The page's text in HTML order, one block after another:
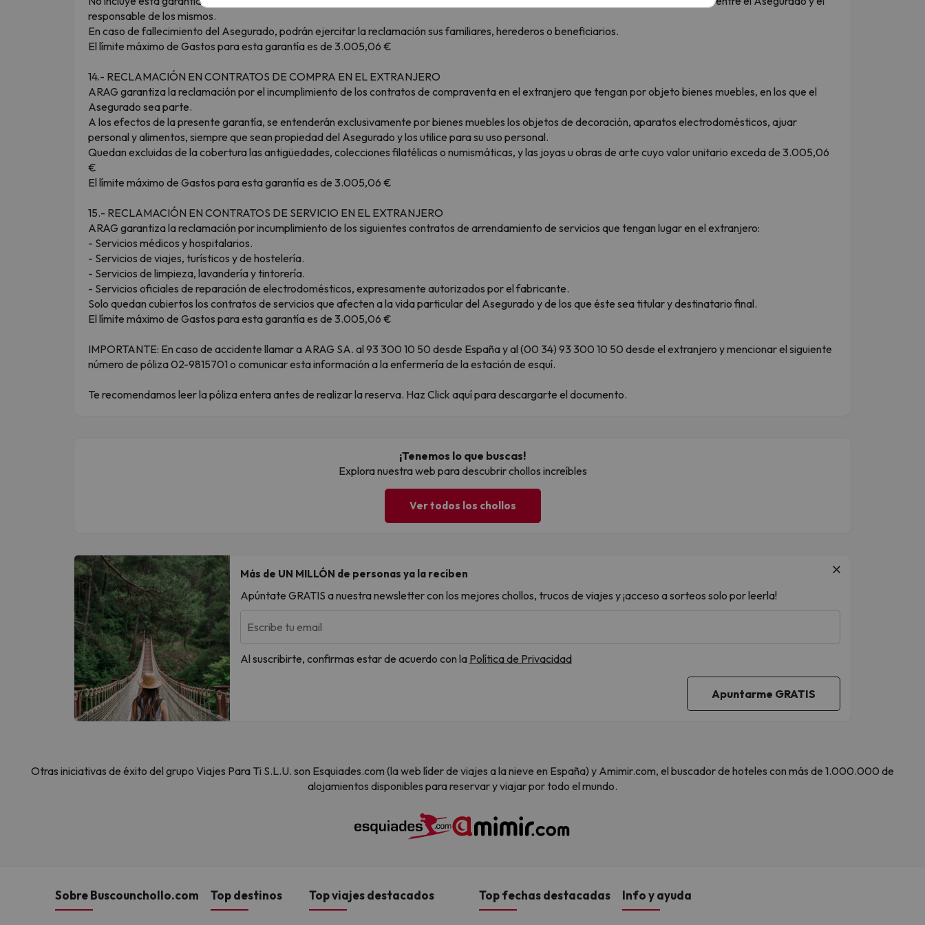
responsable de los mismos.
En caso de fallecimiento del Asegurado, podrán ejercitar la reclamación sus familiares, herederos o beneficiarios.
El límite máximo de Gastos para esta garantía es de 3.005,06 €
14.- RECLAMACIÓN EN CONTRATOS DE COMPRA EN EL EXTRANJERO
ARAG garantiza la reclamación por el incumplimiento de los contratos de compraventa en el extranjero que tengan por objeto bienes muebles, en los que el
Asegurado sea parte.
A los efectos de la presente garantía, se entenderán exclusivamente por bienes muebles los objetos de decoración, aparatos electrodomésticos, ajuar
personal y alimentos, siempre que sean propiedad del Asegurado y los utilice para su uso personal.
Quedan excluidas de la cobertura las antigüedades, colecciones filatélicas o numismáticas, y las joyas u obras de arte cuyo valor unitario exceda de 3.005,06
€
El límite máximo de Gastos para esta garantía es de 3.005,06 €
15.- RECLAMACIÓN EN CONTRATOS DE SERVICIO EN EL EXTRANJERO
ARAG garantiza la reclamación por incumplimiento de los siguientes contratos de arrendamiento de servicios que tengan lugar en el extranjero:
- Servicios médicos y hospitalarios.
- Servicios de viajes, turísticos y de hostelería.
- Servicios de limpieza, lavandería y tintorería.
- Servicios oficiales de reparación de electrodomésticos, expresamente autorizados por el fabricante.
Solo quedan cubiertos los contratos de servicios que afecten a la vida particular del Asegurado y de los que éste sea titular y destinatario final.
El límite máximo de Gastos para esta garantía es de 3.005,06 €
IMPORTANTE: En caso de accidente llamar a ARAG SA. al 93 300 10 50 desde España y al (00 34) 93 300 10 50 desde el extranjero y mencionar el siguiente
número de póliza 02-9815701 o comunicar esta información a la enfermería de la estación de esquí.
Te recomendamos leer la póliza entera antes de realizar la reserva. Haz Click aquí para descargarte el documento.
¡Tenemos lo que buscas!
Explora nuestra web para descubrir chollos increíbles
Ver todos los chollos
Más de UN MILLÓN de personas ya la reciben
Apúntate GRATIS a nuestra newsletter con los mejores chollos, trucos de viajes y ¡acceso a sorteos solo por leerla!
Escribe tu email
Al suscribirte, confirmas estar de acuerdo con la Política de Privacidad
Otras iniciativas de éxito del grupo Viajes Para Ti S.L.U. son Esquiades.com (la web líder de viajes a la nieve en España) y Amimir.com, el buscador de hoteles con más de 1.000.000 de
alojamientos disponibles para reservar y viajar por todo el mundo.
Sobre Buscounchollo.com Top destinos Top viajes destacados Top fechas destacadas Info y ayuda